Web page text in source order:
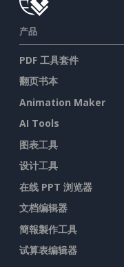
产品
PDF 工具套件
翻页书本
Animation Maker
AI Tools
图表工具
设计工具
在线 PPT 浏览器
文档编辑器
簡報製作工具
试算表编辑器